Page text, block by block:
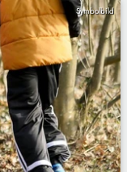
Symbolbild